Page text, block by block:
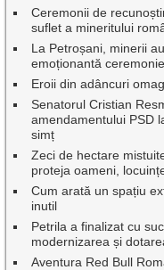
Ceremonii de
suflet a mineritului
La Petroșani, minerii
emoționantă ceremonie
Eroii din adâncuri
Senatorul Cristian
amendamentului PSD
simț
Zeci de hectare
proteja oameni,
Cum arată un spațiu
inutil
Petrila a finalizat cu
modernizarea și
Aventura Red Bull